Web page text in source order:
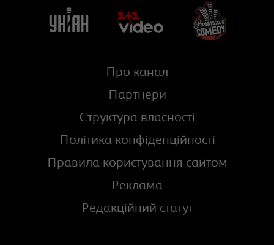
Про канал
Партнери
Структура власності
Політика конфіденційності
Правила користування сайтом
Реклама
Редакційний статут